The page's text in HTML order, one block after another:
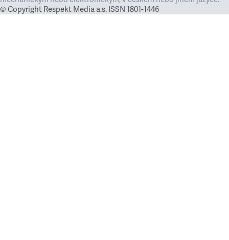
© Copyright Respekt Media a.s. ISSN 1801-1446